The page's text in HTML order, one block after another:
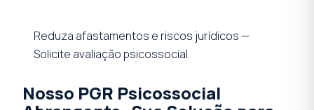
Reduza afastamentos e riscos jurídicos —
Solicite avaliação psicossocial.
Nosso PGR Psicossocial